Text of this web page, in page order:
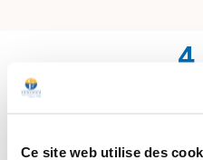
Ce site web utilise des
Basé sur30